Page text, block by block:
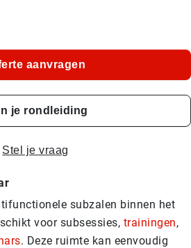
subzalen binnen het
voor subsessies, trainingen,
. Deze ruimte kan eenvoudig
aanvragen
je rondleiding
Stel je vraag